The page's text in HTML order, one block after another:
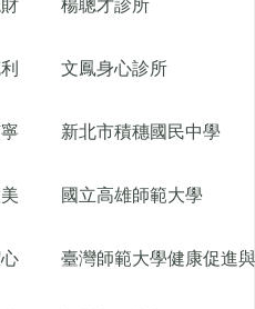
楊聰才診所
文鳳身心診所
新北市積穗國民中學
國立高雄師範大學
臺灣師範大學健康促進